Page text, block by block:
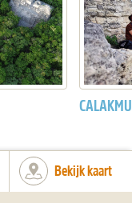
Bekijk kaart